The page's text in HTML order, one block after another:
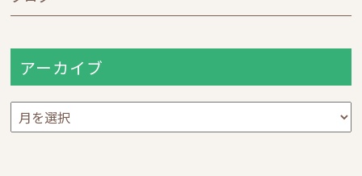
アーカイブ
ア
ー